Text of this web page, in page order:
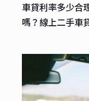
車貸利率多少合
嗎？線上二手車